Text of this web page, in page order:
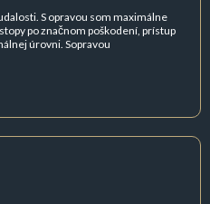
S opravou som maximálne
po značnom poškodení, prístup
úrovni. Sopravou